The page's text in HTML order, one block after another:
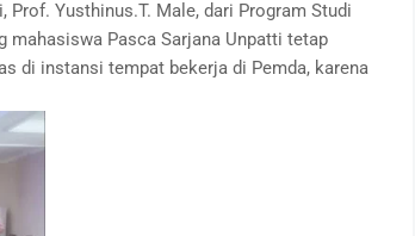
Yusthinus.T. Male, dari Program Studi
mahasiswa Pasca Sarjana Unpatti tetap
di instansi tempat bekerja di Pemda, karena